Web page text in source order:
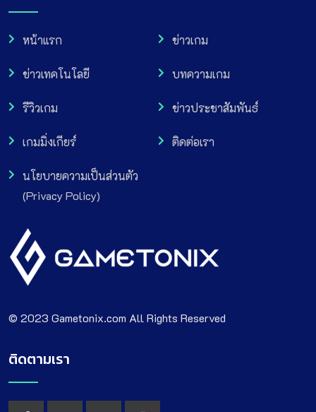
หน้าแรก ข่าวเกม
ข่าวเทคโนโลยี บทความเกม
รีวิวเกม ข่าวประชาสัมพันธ์
เกมมิ่งเกียร์ ติดต่อเรา
นโยบายความเป็นส่วนตัว
(Privacy Policy)
© 2023 Gametonix.com All Rights Reserved
ติดตามเรา